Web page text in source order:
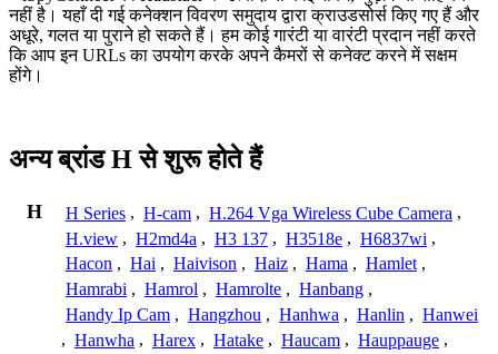
नहीं है। यहाँ दी गई कनेक्शन विवरण समुदाय द्वारा क्राउडसोर्स किए गए हैं और
अधूरे, गलत या पुराने हो सकते हैं। हम कोई गारंटी या वारंटी प्रदान नहीं करते
कि आप इन URLs का उपयोग करके अपने कैमरों से कनेक्ट करने में सक्षम
होंगे।
अन्य ब्रांड H से शुरू होते हैं
H H Series , H-cam , H.264 Vga Wireless Cube Camera ,
H.view , H2md4a , H3 137 , H3518e , H6837wi ,
Hacon , Hai , Haivison , Haiz , Hama , Hamlet ,
Hamrabi , Hamrol , Hamrolte , Hanbang ,
Handy Ip Cam , Hangzhou , Hanhwa , Hanlin , Hanwei
, Hanwha , Harex , Hatake , Haucam , Hauppauge ,